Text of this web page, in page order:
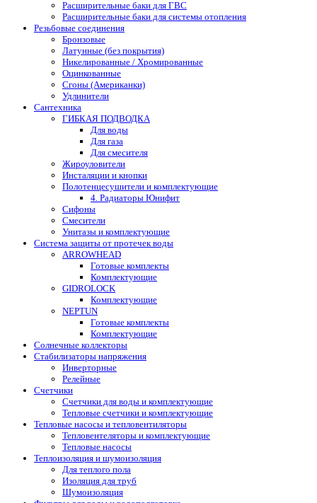
Расширительные баки для ГВС
Расширительные баки для системы отопления
Резьбовые соединения
Бронзовые
Латунные (без покрытия)
Никелированные / Хромированные
Оцинкованные
Сгоны (Американки)
Удлинители
Сантехника
ГИБКАЯ ПОДВОДКА
Для воды
Для газа
Для смесителя
Жироуловители
Инсталяции и кнопки
Полотенцесушители и комплектующие
4. Радиаторы Юнифит
Сифоны
Смесители
Унитазы и комплектующие
Система защиты от протечек воды
ARROWHEAD
Готовые комплекты
Комплектующие
GIDROLOCK
Комплектующие
NEPTUN
Готовые комплекты
Комплектующие
Солнечные коллекторы
Стабилизаторы напряжения
Инверторные
Релейные
Счетчики
Счетчики для воды и комплектующие
Тепловые счетчики и комплектующие
Тепловые насосы и тепловентиляторы
Тепловентеляторы и комплектующие
Тепловые насосы
Теплоизоляция и шумоизоляция
Для теплого пола
Изоляция для труб
Шумоизоляция